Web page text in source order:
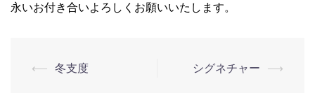
永いお付き合いよろしくお願いいたします。
⟵ 冬支度 シグネチャー ⟶